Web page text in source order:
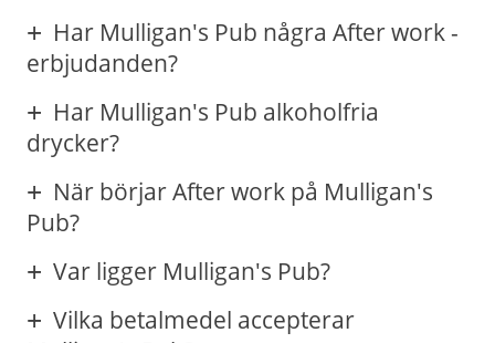
Har Mulligan's Pub några After work -
erbjudanden?
Har Mulligan's Pub alkoholfria
drycker?
När börjar After work på Mulligan's
Pub?
Var ligger Mulligan's Pub?
Vilka betalmedel accepterar